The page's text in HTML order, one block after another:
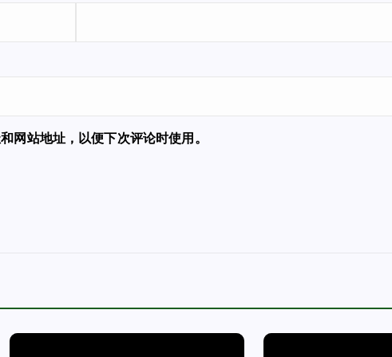
网站地址，以便下次评论时使用。